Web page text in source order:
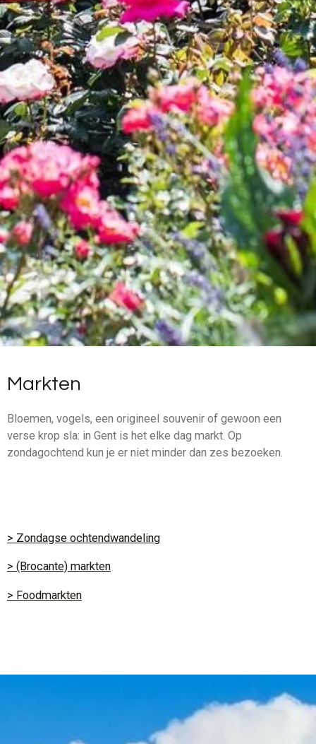
Markten
Bloemen, vogels, een origineel souvenir of gewoon een
verse krop sla: in Gent is het elke dag markt. Op
zondagochtend kun je er niet minder dan zes bezoeken.
> Zondagse ochtendwandeling
> (Brocante) markten
> Foodmarkten